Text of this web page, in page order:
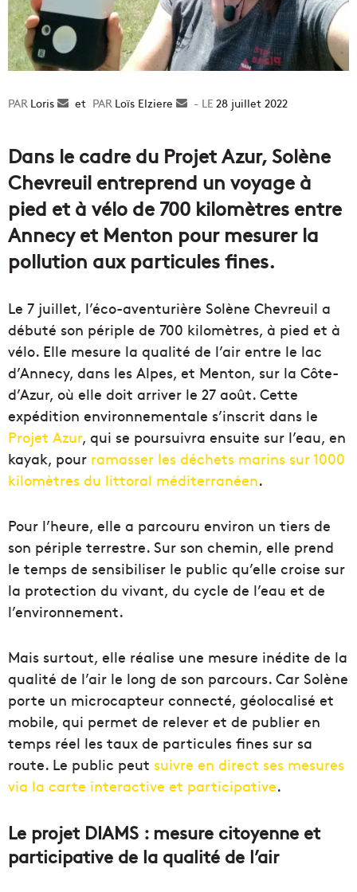
Loris
Envoyer
et Loïs Elziere
Envoyer28 juillet 2022
Dans le cadre du Projet Azur, Solène
Chevreuil entreprend un voyage à
pied et à vélo de 700 kilomètres entre
Annecy et Menton pour mesurer la
pollution aux particules fines.
Le 7 juillet, l’éco-aventurière Solène Chevreuil a
débuté son périple de 700 kilomètres, à pied et à
vélo. Elle mesure la qualité de l’air entre le lac
d’Annecy, dans les Alpes, et Menton, sur la Côte-
d’Azur, où elle doit arriver le 27 août. Cette
expédition environnementale s’inscrit dans le
Projet Azur, qui se poursuivra ensuite sur l’eau, en
kayak, pour ramasser les déchets marins sur 1000
kilomètres du littoral méditerranéen.
Pour l’heure, elle a parcouru environ un tiers de
son périple terrestre. Sur son chemin, elle prend
le temps de sensibiliser le public qu’elle croise sur
la protection du vivant, du cycle de l’eau et de
l’environnement.
Mais surtout, elle réalise une mesure inédite de la
qualité de l’air le long de son parcours. Car Solène
porte un microcapteur connecté, géolocalisé et
mobile, qui permet de relever et de publier en
temps réel les taux de particules fines sur sa
route. Le public peut suivre en direct ses mesures
via la carte interactive et participative.
Le projet DIAMS : mesure citoyenne et
participative de la qualité de l’air